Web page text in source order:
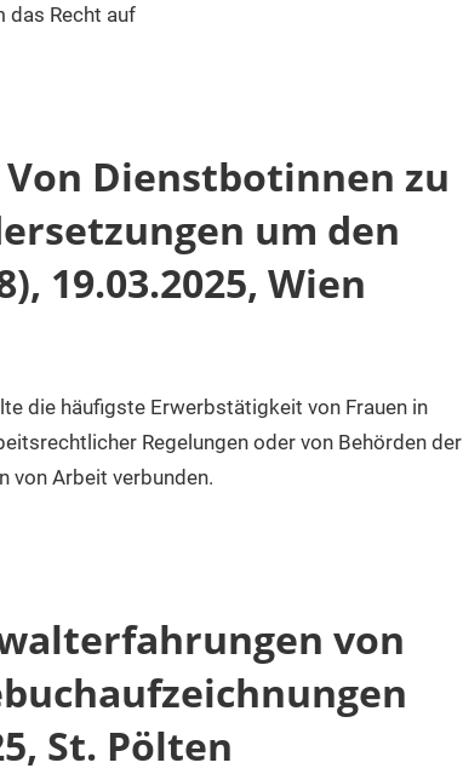
das Recht auf
Dienstbotinnen zu
um den
19.03.2025, Wien
die häufigste Erwerbstätigkeit von Frauen in
Regelungen oder von Behörden der
von Arbeit verbunden.
von
St. Pölten